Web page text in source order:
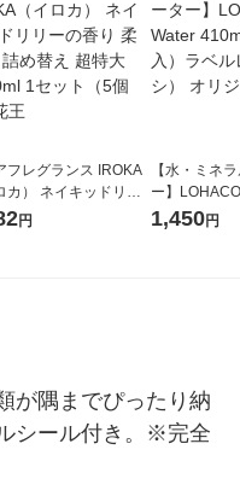
フレグランス IROKA
カ） ネイキッドリリ
り 柔軟剤 詰め替え 超
円
【水・ミネ
ー】
1箱（20本入
1,450円
が隅までぴったり納
シール付き。※完全